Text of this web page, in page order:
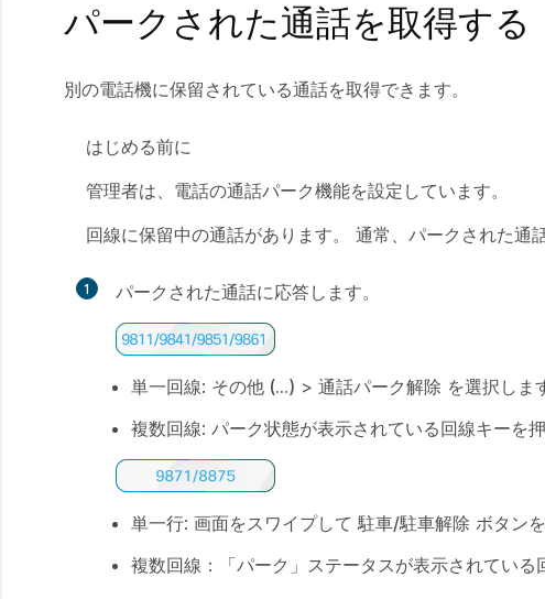
パークされた通話を取得する
別の電話機に保留されている通話を取得できます。
はじめる前に
管理者は、電話の通話パーク機能を設定しています。
回線に保留中の通話があります。 通常、パークされた
1 パークされた通話に応答します。
単一回線: その他 (…) > 通話パーク解除 を選択しま
複数回線: パーク状態が表示されている回線キーを
単一行: 画面をスワイプして駐車/駐車解除 ボタン
複数回線 ：「パーク」ステータスが表示されている